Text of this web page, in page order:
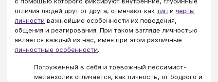
отличия людей друг от друга, отмечают как тип и черты
личности важнейшие особенности их поведения,
общения и реагирования. При таком взгляде личностью
является каждый из нас, имея при этом различные
личностные особенности.
Погруженный в себя и тревожный пессимист-
меланхолик отличается, как личность, от бодрого и